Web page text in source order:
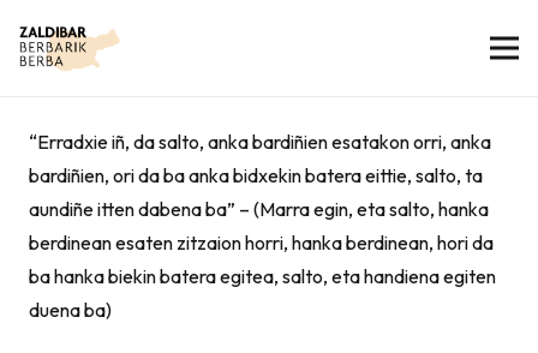
“Erradxie iñ, da salto, anka bardiñien esatakon orri, anka
bardiñien, ori da ba anka bidxekin batera eittie, salto, ta
aundiñe itten dabena ba” – (Marra egin, eta salto, hanka
berdinean esaten zitzaion horri, hanka berdinean, hori da
ba hanka biekin batera egitea, salto, eta handiena egiten
duena ba)